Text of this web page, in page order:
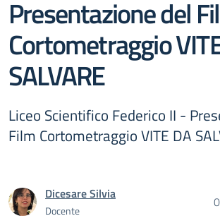
Presentazione del
Cortometraggio
SALVARE
Liceo Scientifico Federico II -
Film Cortometraggio VITE DA
Dicesare Silvia
Docente 0